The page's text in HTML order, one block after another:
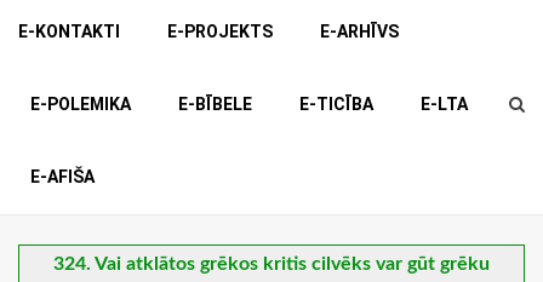
E-KONTAKTI E-PROJEKTS E-ARHĪVS
E-POLEMIKA E-BĪBELE E-TICĪBA E-LTA
E-AFIŠA
324. Vai atklātos grēkos kritis cilvēks var gūt grēku